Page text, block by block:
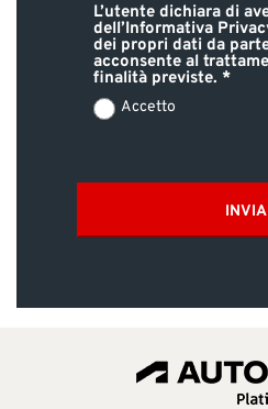
L’utente dichiara di
dell’Informativa
dei propri dati da
acconsente al
finalità previste.
Accetto
INVIA